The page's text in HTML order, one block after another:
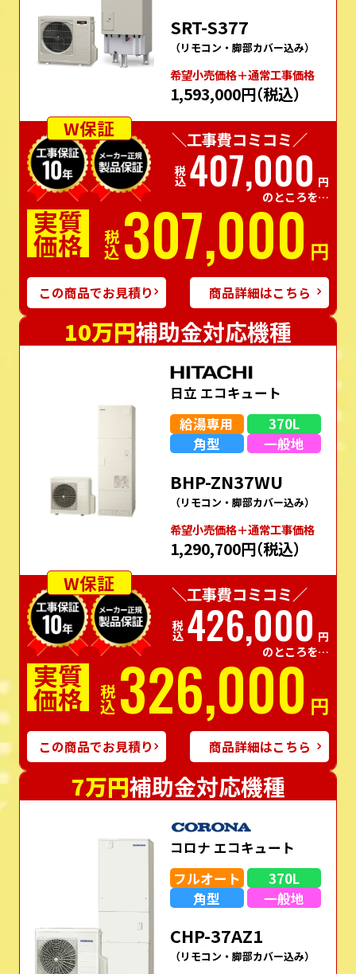
SRT-S377
（リモコン・脚部カバー込み）
希望⼩売価格＋通常⼯事価格
1,593,000円（税込）
W保証
＼工事費コミコミ／
税込407,000 円
のところを…
実質
価格 税込307,000 円
この商品でお見積り 商品詳細はこちら
10万円補助金対応機種
日立 エコキュート
給湯専用
370L
角型
一般地
BHP-ZN37WU
（リモコン・脚部カバー込み）
希望⼩売価格＋通常⼯事価格
1,290,700円（税込）
W保証
＼工事費コミコミ／
税込426,000 円
のところを…
実質
価格 税込326,000 円
この商品でお見積り 商品詳細はこちら
7万円補助金対応機種
コロナ エコキュート
フルオート
370L
角型
一般地
CHP-37AZ1
（リモコン・脚部カバー込み）